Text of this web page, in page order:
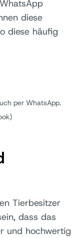
diese
diese häufig
per WhatsApp.
Tierbesitzer
dass das
und hochwertig